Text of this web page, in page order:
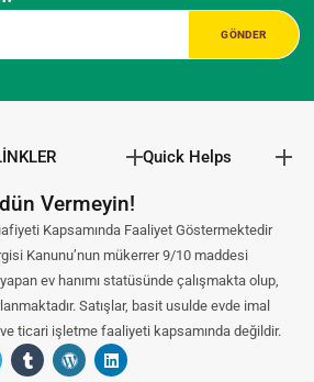
Quick Helps
Vermeyin!
Kapsamında Faaliyet Göstermektedir
Kanunu’nun mükerrer 9/10 maddesi
ev hanımı statüsünde çalışmakta olup,
Satışlar, basit usulde evde imal
ve ticari işletme faaliyeti kapsamında değildir.